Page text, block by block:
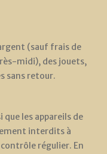
(sauf frais de
midi), des jouets,
sans retour.
les appareils de
interdits à
contrôle régulier. En